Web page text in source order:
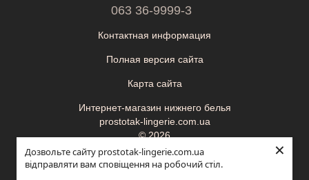
Дозвольте сайту prostotak-lingerie.com.ua
відправляти вам сповіщення на робочий стіл.
×
063 36-9999-3
Контактная информация
Полная версия сайта
Карта сайта
Интернет-магазин нижнего белья
prostotak-lingerie.com.ua
© 2026
ФОП Корецька Олександра Миколаївна